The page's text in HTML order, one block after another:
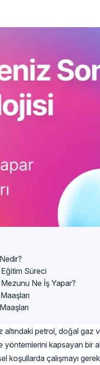
Süreci
Ne İş Yapar?
altındaki petrol, doğal gaz
yöntemlerini kapsayan bir
koşullarda çalışmayı